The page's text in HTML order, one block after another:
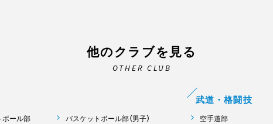
他のクラブを見る
OTHER CLUB
ボール部
バスケットボール部（男子）
武道・格闘技
空手道部